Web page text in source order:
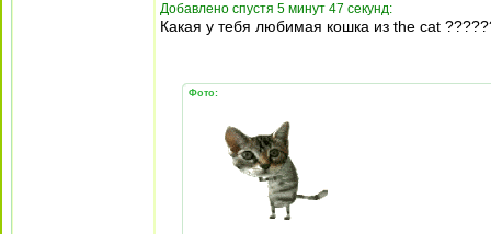
Добавлено спустя 5 минут 47 секунд:
Какая у тебя любимая кошка из the cat
Фото: